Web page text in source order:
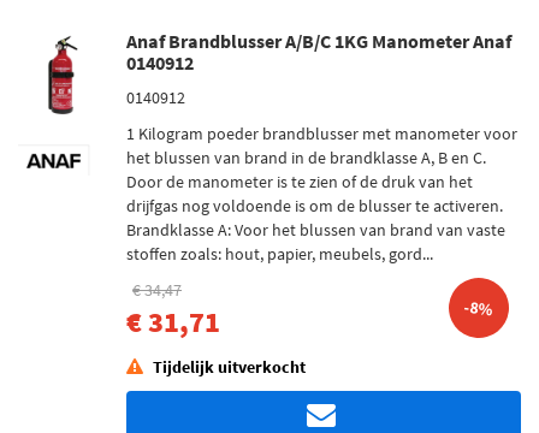
Anaf Brandblusser A/B/C 1KG Manometer Anaf
0140912
0140912
1 Kilogram poeder brandblusser met manometer voor
het blussen van brand in de brandklasse A, B en C.
Door de manometer is te zien of de druk van het
drijfgas nog voldoende is om de blusser te activeren.
Brandklasse A: Voor het blussen van brand van vaste
stoffen zoals: hout, papier, meubels, gord...
€ 34,47
€ 31,71 -8%
Tijdelijk uitverkocht